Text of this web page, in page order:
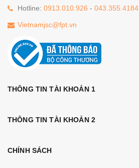
Hotline: 0913.010.926 - 043.355.4184
Vietnamjsc@fpt.vn
THÔNG TIN TÀI KHOẢN 1
THÔNG TIN TÀI KHOẢN 2
CHÍNH SÁCH